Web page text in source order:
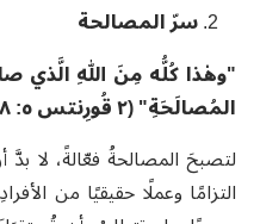
سرّ المصالحة
"وهٰذا كُلُّه مِنَ اللهِ الَّذي
المُصالَحَةِ" (٢ قُورِنتس ٥: ١٨)
لتصبحَ المصالحةُ فعّالةً، لا
التزامًا وعملًا حقيقيًا من